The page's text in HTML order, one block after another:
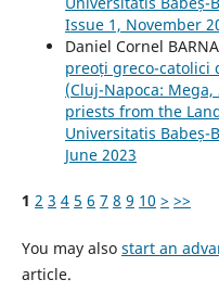
Issue 1, November
Daniel Cornel
preoți greco-catolici
(Cluj-Napoca:
priests from the
Universitatis Babeș-
June 2023
1 2 3 4 5 6 7 8 9 10 > >>
You may also start an
article.